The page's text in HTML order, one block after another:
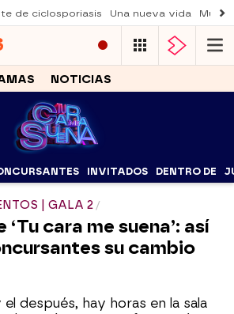
de ciclosporiasis Una nueva vida
NOTICIAS
INVITADOS DENTRO DE
| GALA 2
‘Tu cara me suena’: así
su cambio
después, hay horas en la sala